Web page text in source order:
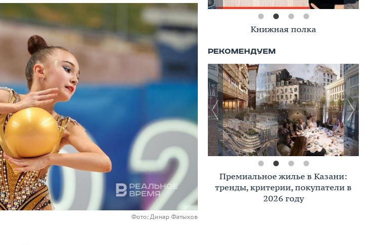
Фото: Динар Фатыхов
Книжная полка
Премиальное жилье в Казани:
тренды, критерии, покупатели в
2026 году